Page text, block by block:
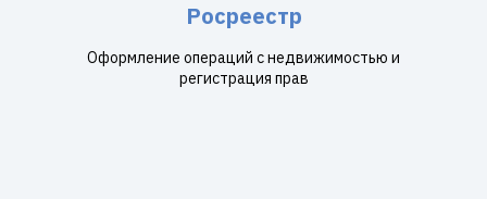
Росреестр
Оформление операций с недвижимостью и
регистрация прав